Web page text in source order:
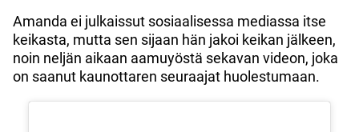
Amanda ei julkaissut sosiaalisessa mediassa itse
keikasta, mutta sen sijaan hän jakoi keikan jälkeen,
noin neljän aikaan aamuyöstä sekavan videon, joka
on saanut kaunottaren seuraajat huolestumaan.